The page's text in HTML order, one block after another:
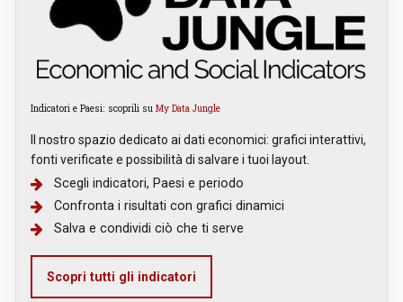
Indicatori e Paesi: scoprili su My Data Jungle
Il nostro spazio dedicato ai dati economici: grafici interattivi,
fonti verificate e possibilità di salvare i tuoi layout.
Scegli indicatori, Paesi e periodo
Confronta i risultati con grafici dinamici
Salva e condividi ciò che ti serve
Scopri tutti gli indicatori